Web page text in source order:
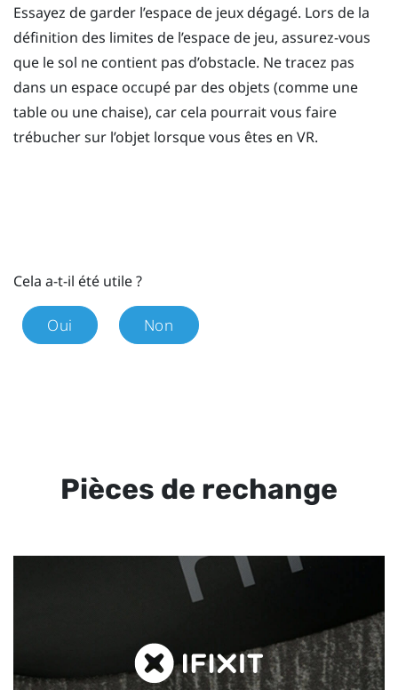
Essayez de garder l’espace de jeux dégagé. Lors de la
définition des limites de l’espace de jeu, assurez-vous
que le sol ne contient pas d’obstacle. Ne tracez pas
dans un espace occupé par des objets (comme une
table ou une chaise), car cela pourrait vous faire
trébucher sur l’objet lorsque vous êtes en VR.
Cela a-t-il été utile ?
Oui Non
Pièces de rechange